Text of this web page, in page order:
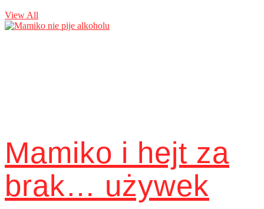
View All
Mamiko i hejt za
brak… używek